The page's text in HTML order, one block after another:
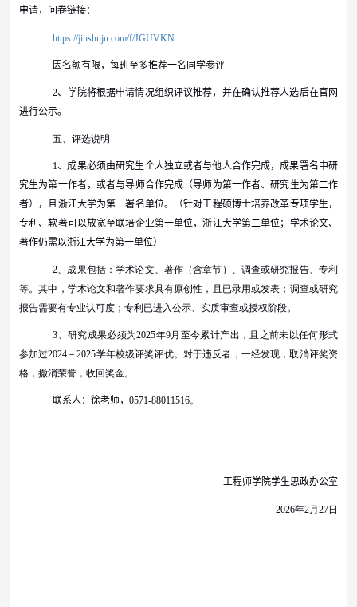
申请，问卷链接：
https://jinshuju.com/f/JGUVKN
因名额有限，每班至多推荐一名同学参评
2、 学院将根据申请情况组织评议推荐，并在确认推荐人选后在官网
进行公示。
五、评选说明
1、成果必须由研究生个人独立或者与他人合作完成，成果署名中研
究生为第一作者，或者与导师合作完成（导师为第一作者、研究生为第二作
者），且浙江大学为第一署名单位。
（针对工程硕博士培养改革专项学生，
专利、软著可以放宽至联培企业第一单位，浙江大学第二单位； 学术论文、
著作仍需以浙江大学为第一单位）
2、成果包括：学术论文、著作（含章节）、调查或研究报告、专利
等。其中，学术论文和著作要求具有原创性，且已录用或发表；调查或研究
报告需要有专业认可度；专利已进入公示、实质审查或授权阶段。
3、研究成果必须为2025年9月至今累计产出，且之前未以任何形式
参加过2024 －2025学年校级评奖评优。对于违反者，一经发现，取消评奖资
格，撤消荣誉，收回奖金。
联系人：徐老师 ，0571-88011516。
工程师学院学生思政办公室
2026年2月 27日